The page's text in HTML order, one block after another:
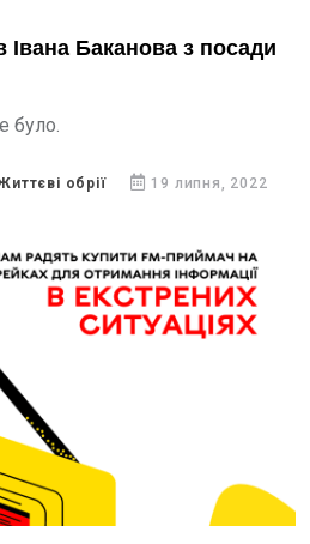
Івана Баканова з посади
було.
обрії 19 липня, 2022